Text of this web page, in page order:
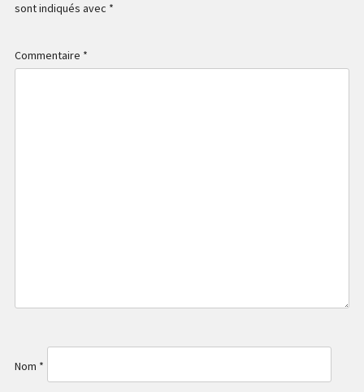
sont indiqués avec *
Commentaire *
Nom *